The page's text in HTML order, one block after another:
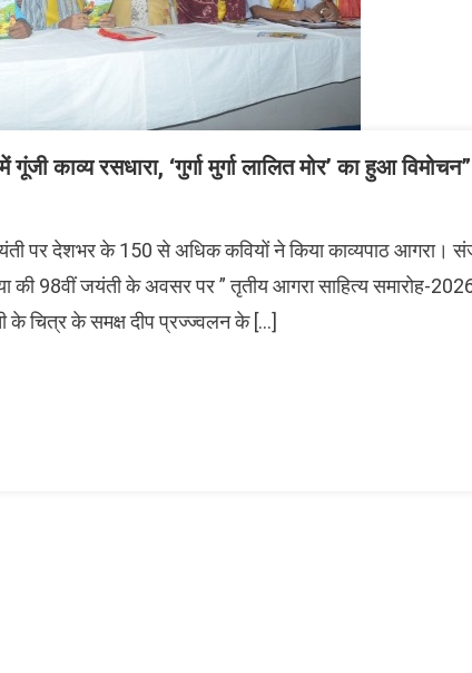
काव्य रसधारा, ‘गुर्गा मुर्गा लालित मोर’ का हुआ विमोचन”
जयंती पर देशभर के 150 से अधिक कवियों ने किया काव्यपाठ आगरा।
की 98वीं जयंती के अवसर पर ” तृतीय आगरा साहित्य समारोह-
के चित्र के समक्ष दीप प्रज्ज्वलन के […]